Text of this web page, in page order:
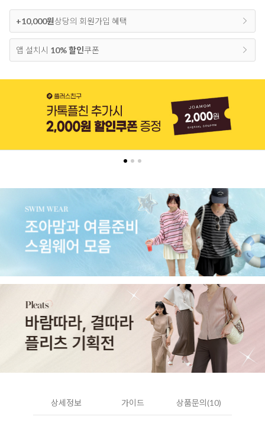
+10,000원상당의 회원가입 혜택
앱 설치시 10% 할인쿠폰
상세정보 가이드 상품문의(10)